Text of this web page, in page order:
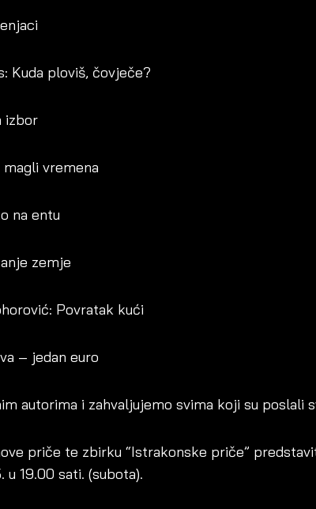
Kuda ploviš, čovječe?
izbor
magli vremena
na entu
zemje
Povratak kući
– jedan euro
autorima i zahvaljujemo svima koji su poslali
priče te zbirku “Istrakonske priče”
u 19.00 sati. (subota).